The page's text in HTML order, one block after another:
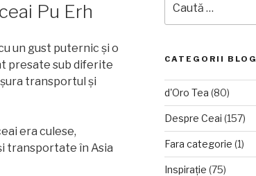
Pu Erh
un gust puternic și o
presate sub diferite
transportul și
era culese,
transportate în Asia
după:
CATEGORII BLOG
d'Oro Tea (80)
Despre Ceai (157)
Fara categorie (1)
Inspirație (75)